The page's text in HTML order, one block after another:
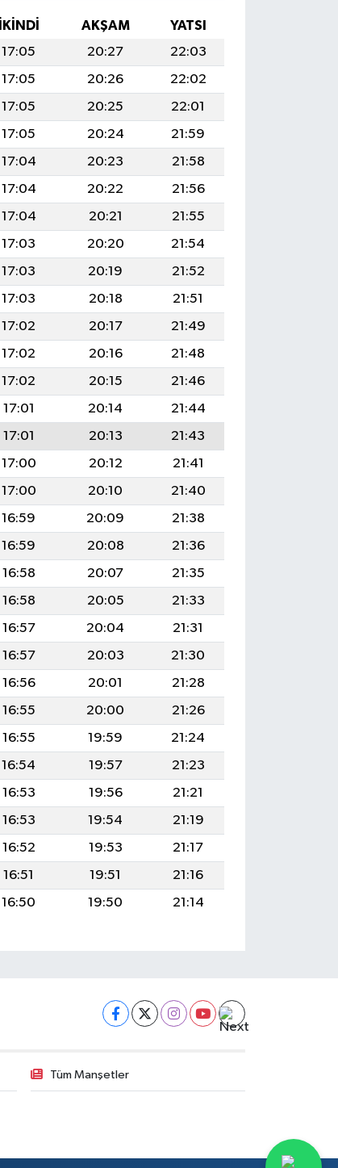
İKINDI AKŞAM
YATSI
17:05 20:27
22:03
17:05 20:26
22:02
17:05 20:25
22:01
17:05 20:24
21:59
17:04 20:23
21:58
17:04 20:22
21:56
17:04 20:21
21:55
17:03 20:20
21:54
17:03 20:19
21:52
17:03 20:18
21:51
17:02 20:17
21:49
17:02 20:16
21:48
17:02 20:15
21:46
17:01 20:14
21:44
17:01 20:13
21:43
17:00 20:12
21:41
17:00 20:10
21:40
16:59 20:09
21:38
16:59 20:08
21:36
16:58 20:07
21:35
16:58 20:05
21:33
16:57 20:04
21:31
16:57 20:03
21:30
16:56 20:01
21:28
16:55 20:00
21:26
16:55 19:59
21:24
16:54 19:57
21:23
16:53 19:56
21:21
16:53 19:54
21:19
16:52 19:53
21:17
16:51 19:51
21:16
16:50 19:50 21:14
Tüm Manşetler